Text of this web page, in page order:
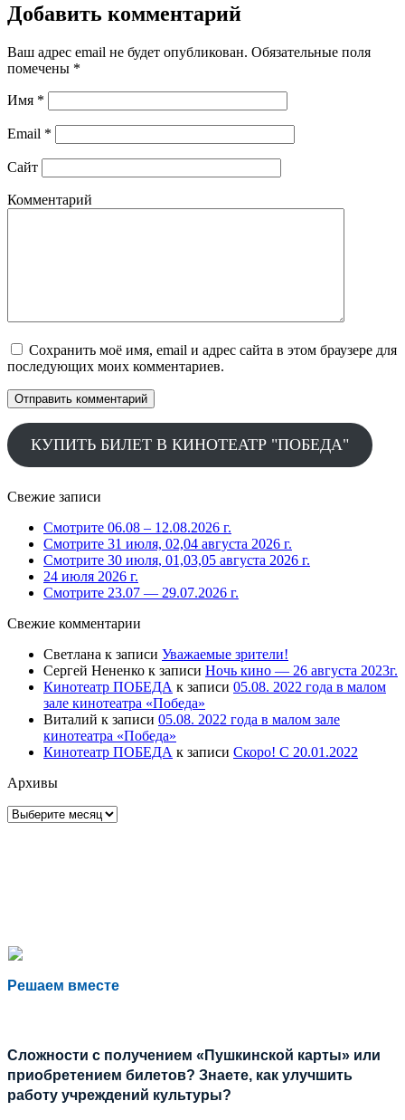
Добавить комментарий
Ваш адрес email не будет опубликован. Обязательные поля
помечены *
Имя *
Email *
Сайт
Комментарий
Сохранить моё имя, email и адрес сайта в этом браузере для
последующих моих комментариев.
КУПИТЬ БИЛЕТ В КИНОТЕАТР "ПОБЕДА"
Свежие записи
Смотрите 06.08 – 12.08.2026 г.
Смотрите 31 июля, 02,04 августа 2026 г.
Смотрите 30 июля, 01,03,05 августа 2026 г.
24 июля 2026 г.
Смотрите 23.07 — 29.07.2026 г.
Свежие комментарии
Светлана к записи Уважаемые зрители!
Сергей Нененко к записи Ночь кино — 26 августа 2023г.
Кинотеатр ПОБЕДА к записи 05.08. 2022 года в малом
зале кинотеатра «Победа»
Виталий к записи 05.08. 2022 года в малом зале
кинотеатра «Победа»
Кинотеатр ПОБЕДА к записи Скоро! С 20.01.2022
Архивы
Архивы
Решаем вместе
Сложности с получением «Пушкинской карты» или
приобретением билетов? Знаете, как улучшить
работу учреждений культуры?